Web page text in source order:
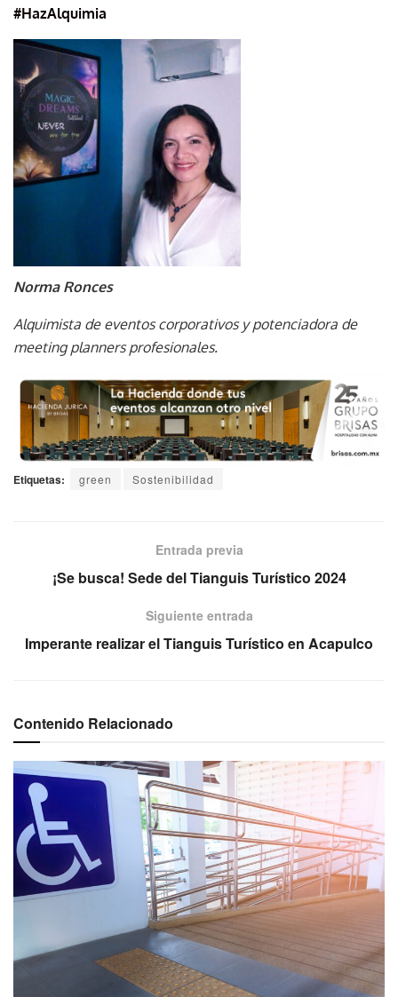
#HazAlquimia
Norma Ronces
Alquimista de eventos corporativos y potenciadora de
meeting planners profesionales.
Etiquetas: green Sostenibilidad
Entrada previa
¡Se busca! Sede del Tianguis Turístico 2024
Siguiente entrada
Imperante realizar el Tianguis Turístico en Acapulco
Contenido Relacionado